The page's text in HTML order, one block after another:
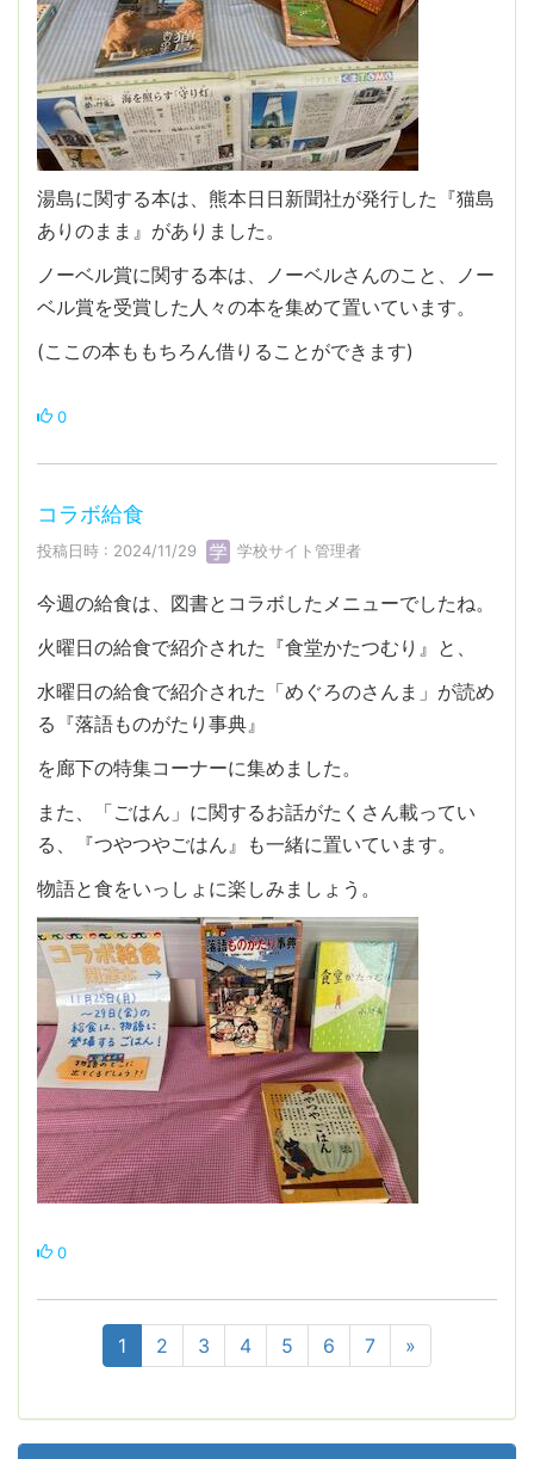
湯島に関する本は、熊本日日新聞社が発行した『猫島
ありのまま』がありました。
ノーベル賞に関する本は、ノーベルさんのこと、ノー
ベル賞を受賞した人々の本を集めて置いています。
(ここの本ももちろん借りることができます)
0
コラボ給食
投稿日時 : 2024/11/29 学校サイト管理者
今週の給食は、図書とコラボしたメニューでしたね。
火曜日の給食で紹介された『食堂かたつむり』と、
水曜日の給食で紹介された「めぐろのさんま」が読め
る『落語ものがたり事典』
を廊下の特集コーナーに集めました。
また、「ごはん」に関するお話がたくさん載ってい
る、『つやつやごはん』も一緒に置いています。
物語と食をいっしょに楽しみましょう。
0
1 2 3 4 5 6 7 »